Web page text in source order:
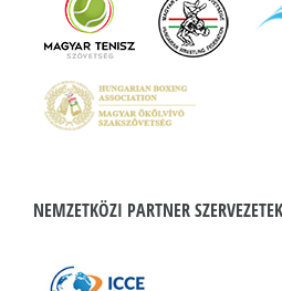
NEMZETKÖZI PARTNER SZERVEZETEK